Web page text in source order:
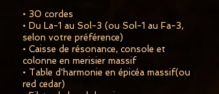
• 30 cordes
• Du La-1 au Sol-3 (ou Sol-1 au Fa-3,
selon votre préférence)
• Caisse de résonance, console et
colonne en merisier massif
• Table d'harmonie en épicéa massif(ou
red cedar)